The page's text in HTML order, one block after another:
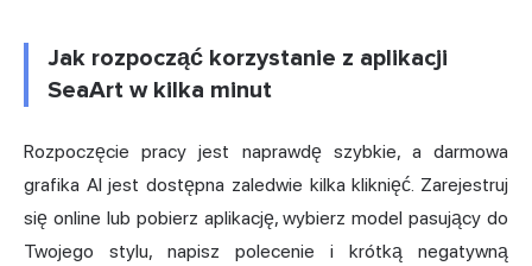
Jak rozpocząć korzystanie z aplikacji
SeaArt w kilka minut
Rozpoczęcie pracy jest naprawdę szybkie, a darmowa
grafika AI jest dostępna zaledwie kilka kliknięć. Zarejestruj
się online lub pobierz aplikację, wybierz model pasujący do
Twojego stylu, napisz polecenie i krótką negatywną